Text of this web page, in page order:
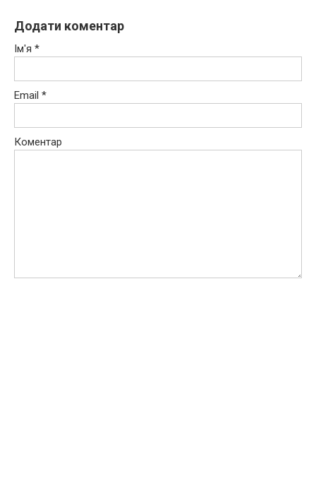
Додати коментар
Ім'я *
Email *
Коментар